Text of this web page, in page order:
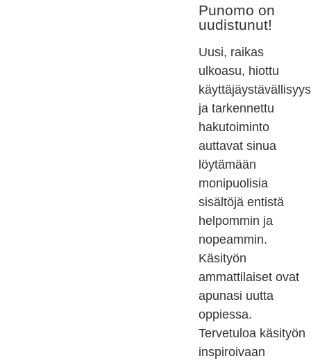
Punomo on
uudistunut!
Uusi, raikas
ulkoasu, hiottu
käyttäjäystävällisyys
ja tarkennettu
hakutoiminto
auttavat sinua
löytämään
monipuolisia
sisältöjä entistä
helpommin ja
nopeammin.
Käsityön
ammattilaiset ovat
apunasi uutta
oppiessa.
Tervetuloa käsityön
inspiroivaan